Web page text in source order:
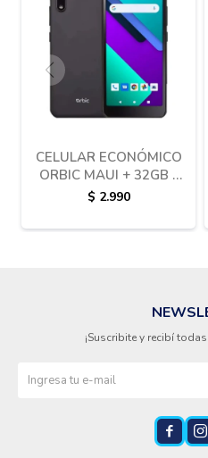
CELULAR ECONÓMICO
ORBIC MAUI + 32GB -
3GB RAM NEGRO
$ 2.990
¡Suscribite y recibí
 